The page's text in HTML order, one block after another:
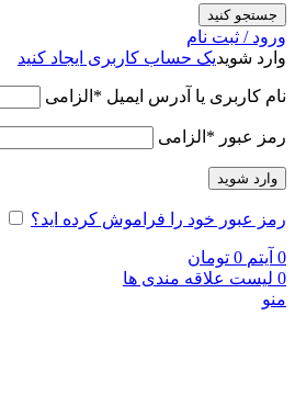
جستجو کنید
ورود / ثبت نام
وارد شویدیک حساب کاربری ایجاد کنید
نام کاربری یا آدرس ایمیل * الزامی
رمز عبور * الزامی
وارد شوید
رمز عبور خود را فراموش کرده اید؟
0 آیتم 0 تومان
0 لیست علاقه مندی ها
منو